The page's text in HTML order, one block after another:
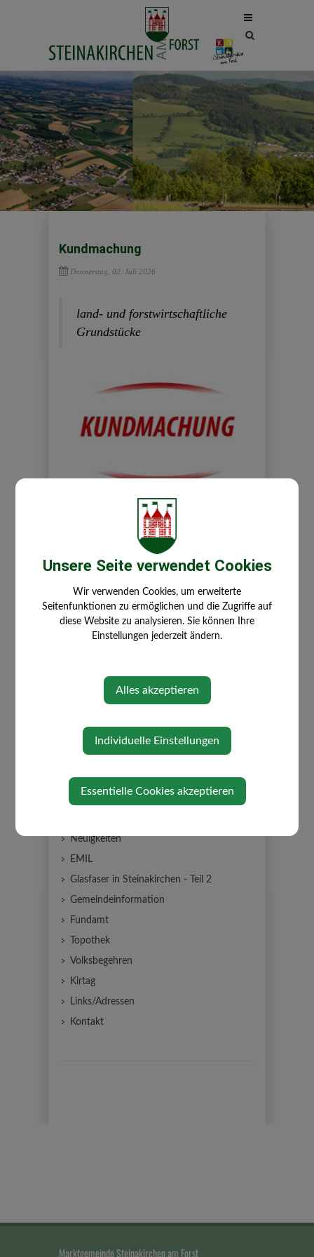
Site
Kundmachung
Donnerstag, 02. Juli 2026
land- und forstwirtschaftliche
Grundstücke
20260702082619949.PDF
Donnerstag, 02. Juli 2026
⇐ zurück
AKTUELLES
Neuigkeiten
EMIL
Glasfaser in Steinakirchen - Teil 2
Gemeindeinformation
Fundamt
Topothek
Volksbegehren
Kirtag
Links/Adressen
Kontakt
Marktgemeinde Steinakirchen am Forst
Unsere Seite verwendet Cookies
Wir verwenden Cookies, um erweiterte
Seitenfunktionen zu ermöglichen und die Zugriffe auf
diese Website zu analysieren. Sie können Ihre
Einstellungen jederzeit ändern.
Alles akzeptieren
Individuelle Einstellungen
Essentielle Cookies akzeptieren